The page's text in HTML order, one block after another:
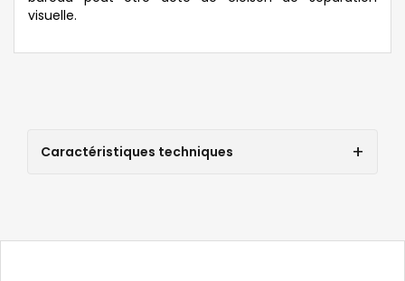
visuelle.
Caractéristiques techniques